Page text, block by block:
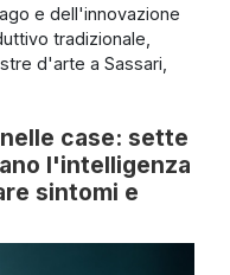
e dell'innovazione
tradizionale,
d'arte a Sassari,
case: sette
l'intelligenza
sintomi e